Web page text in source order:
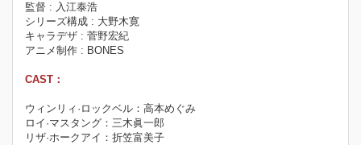
監督 : 入江泰浩
シリーズ構成 : 大野木寛
キャラデザ : 菅野宏紀
アニメ制作 : BONES
CAST：
ウィンリィ·ロックベル：高本めぐみ
ロイ·マスタング：三木眞一郎
リザ·ホークアイ：折笠富美子